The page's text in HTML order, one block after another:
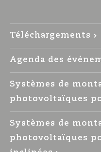
Téléchargements
Agenda des
Systèmes de
photovoltaïques
Systèmes de
photovoltaïques